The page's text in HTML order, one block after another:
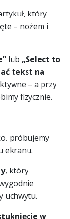
który
– nożem i
lub „Select to
tekst na
– a przy
fizycznie.
próbujemy
ekranu.
, który
uchwytu.
w